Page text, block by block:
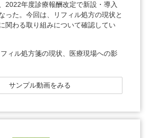
2022年度診療報酬改定で新設・導入
った。今回は、リフィル処方の現状と
関わる取り組みについて確認してい
フィル処方箋の現状、医療現場への影
サンプル動画をみる